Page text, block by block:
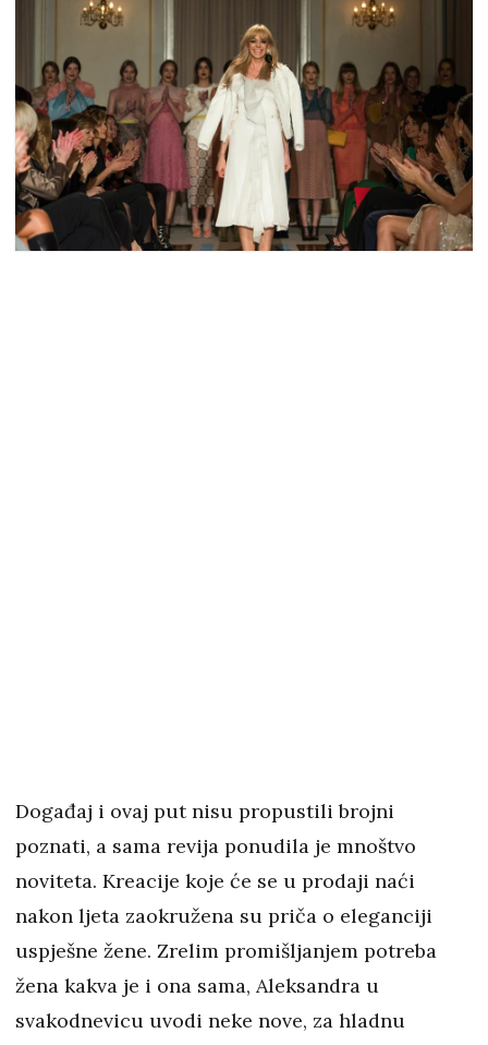
Događaj i ovaj put nisu propustili brojni
poznati, a sama revija ponudila je mnoštvo
noviteta. Kreacije koje će se u prodaji naći
nakon ljeta zaokružena su priča o eleganciji
uspješne žene. Zrelim promišljanjem potreba
žena kakva je i ona sama, Aleksandra u
svakodnevicu uvodi neke nove, za hladnu